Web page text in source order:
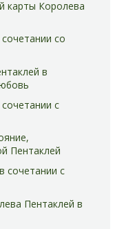
карты Королева
со
в
с
Пентаклей
сочетании с
Пентаклей в